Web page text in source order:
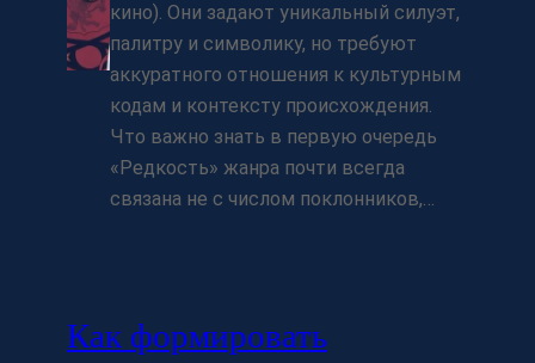
кино). Они задают уникальный силуэт,
палитру и символику, но требуют
аккуратного отношения к культурным
кодам и контексту происхождения.
Что важно знать в первую очередь
«Редкость» жанра почти всегда
связана не с числом поклонников,…
Как формировать